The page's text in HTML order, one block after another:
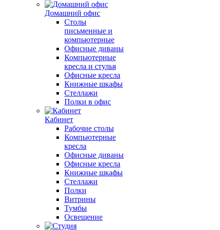
Домашний офис
Столы
письменные и
компьютерные
Офисные диваны
Компьютерные
кресла и стулья
Офисные кресла
Книжные шкафы
Стеллажи
Полки в офис
Кабинет
Рабочие столы
Компьютерные
кресла
Офисные диваны
Офисные кресла
Книжные шкафы
Стеллажи
Полки
Витрины
Тумбы
Освещение